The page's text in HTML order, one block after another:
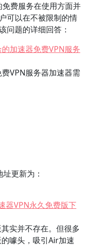
费服务在使用方面并
可以在不被限制的情
问题的详细回答：
加速器免费VPN服务
VPN服务器加速器需
更新为：
器VPN永久免费版下
实并不存在。但很多
噱头，吸引Air加速